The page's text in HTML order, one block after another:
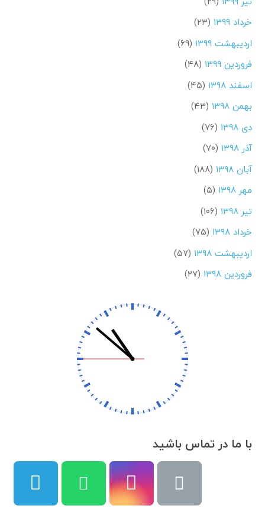
خرداد ۱۳۹۹
(۲۳)
اردیبهشت ۱۳۹۹
(۶۹)
فروردین ۱۳۹۹
(۴۸)
اسفند ۱۳۹۸
(۴۵)
بهمن ۱۳۹۸
(۴۳)
دی ۱۳۹۸
(۷۶)
آذر ۱۳۹۸
(۷۰)
آبان ۱۳۹۸
(۱۸۸)
مهر ۱۳۹۸
(۵)
تیر ۱۳۹۸
(۱۰۶)
خرداد ۱۳۹۸
(۷۵)
اردیبهشت ۱۳۹۸
(۵۷)
فروردین ۱۳۹۸
(۲۷)
با ما در تماس باشید